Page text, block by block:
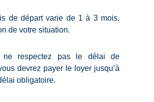
de départ varie de 1 à 3 mois,
de votre situation.
ne respectez pas le délai de
devrez payer le loyer jusqu’à
obligatoire.